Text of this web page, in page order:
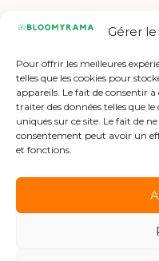
Gérer
Pour offrir les meilleures
telles que les cookies pour
appareils. Le fait de consentir
traiter des données telles que
uniques sur ce site. Le fait de
consentement peut avoir un
et fonctions.
Contactez-nous
Etre référencé
Offres d'emploi